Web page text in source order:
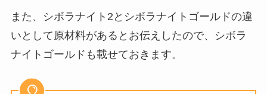
また、シボラナイト2とシボラナイトゴールドの違
いとして原材料があるとお伝えしたので、シボラ
ナイトゴールドも載せておきます。